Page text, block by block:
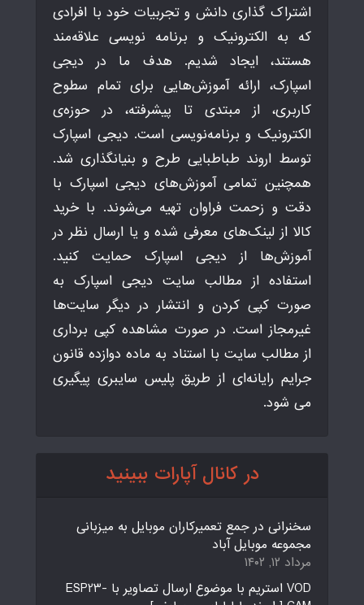
اشتراک گذاری دانش و تجربیات خود با افرادی
که به الکترونیک و برنامه نویسی علاقه‌مند
هستند، ایجاد شدیم. هدف ما در دیجی
اسپارک، ارائه آموزش‌هایی برای تمام سطوح
کاربری، از مبتدی تا پیشرفته، در حوزه‌ی
الکترونیک و برنامه‌نویسی است. دیجی اسپارک
توسط اروند طباطبایی طرح و بنیانگذاری شد.
همچنین تمامی آموزش‌های دیجی اسپارک با
دقت و زحمت فراوان تهیه می‌شوند. با خرید
کالا از لینک‌های معرفی شده و یا ارسال نظر در
آموزش‌ها از دیجی اسپارک حمایت کنید.
استفاده از مطالب سایت دیجی اسپارک به
صورت کپی کردن و انتشار در دیگر سایت‌ها
غیرمجاز است. در صورت مشاهده کپی برداری
از مطالب سایت با استناد به ماده دوازده قانون
جرایم رایانه‌ای از طریق پلیس سایبری پیگیری
می شود.
در کانال آپارات ببینید
سخنرانی در جمع تعمیرکاران موبایل به میزبانی
مجموعه موبایل آباد
مرداد ۱۲, ۱۴۰۲
VOD استریم با موضوع ارسال تصاویر با ESP23-